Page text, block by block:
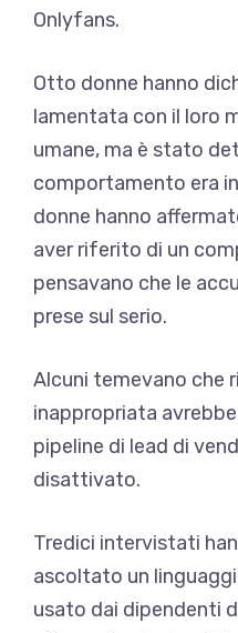
Onlyfans.
Otto donne hanno
lamentata con il loro
umane, ma è stato
comportamento era
donne hanno
aver riferito di un
pensavano che le
prese sul serio.
Alcuni temevano che
inappropriata
pipeline di lead di
disattivato.
Tredici intervistati
ascoltato un
usato dai dipendenti